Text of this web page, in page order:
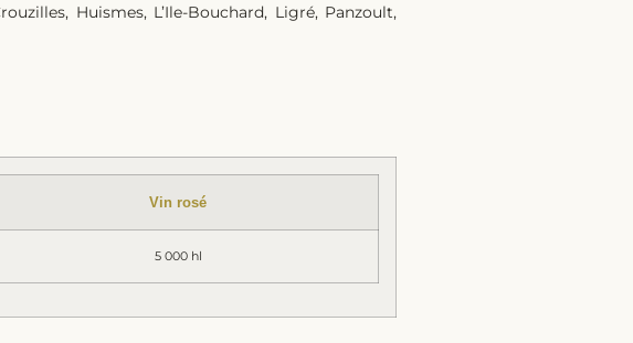
Huismes, L’Ile-Bouchard, Ligré, Panzoult,
Vin rosé
5 000 hl